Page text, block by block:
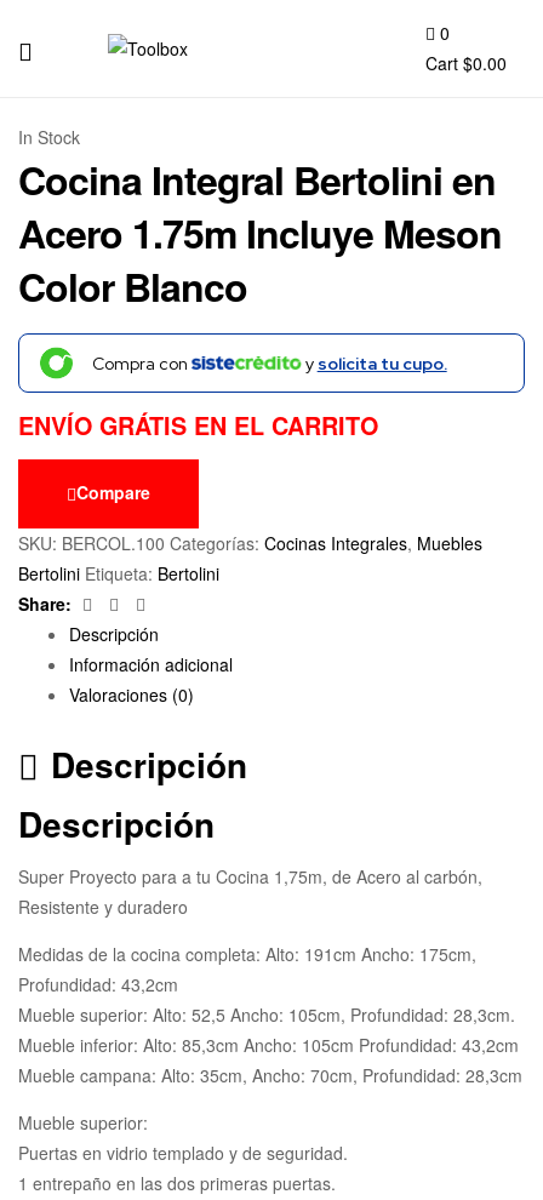
0
Cart $0.00
In Stock
Cocina Integral Bertolini en
Acero 1.75m Incluye Meson
Color Blanco
Compra con y solicita tu cupo.
ENVÍO GRÁTIS EN EL CARRITO
Compare
SKU: BERCOL.100 Categorías: Cocinas Integrales, Muebles
Bertolini Etiqueta: Bertolini
Share:
Facebook
Twitter
Descripción
Información adicional
Valoraciones (0)
Descripción
Descripción
Super Proyecto para a tu Cocina 1,75m, de Acero al carbón,
Resistente y duradero
Medidas de la cocina completa: Alto: 191cm Ancho: 175cm,
Profundidad: 43,2cm
Mueble superior: Alto: 52,5 Ancho: 105cm, Profundidad: 28,3cm.
Mueble inferior: Alto: 85,3cm Ancho: 105cm Profundidad: 43,2cm
Mueble campana: Alto: 35cm, Ancho: 70cm, Profundidad: 28,3cm
Mueble superior:
Puertas en vidrio templado y de seguridad.
1 entrepaño en las dos primeras puertas.